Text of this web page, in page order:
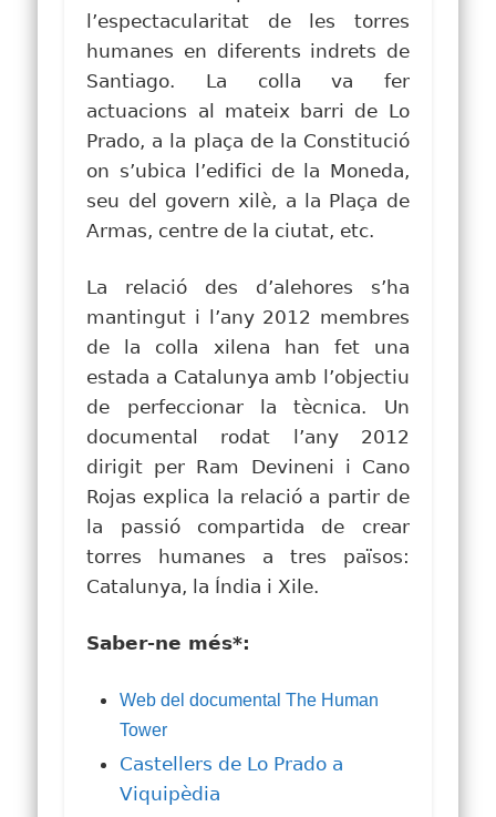
l’espectacularitat de les torres
humanes en diferents indrets de
Santiago. La colla va fer
actuacions al mateix barri de Lo
Prado, a la plaça de la Constitució
on s’ubica l’edifici de la Moneda,
seu del govern xilè, a la Plaça de
Armas, centre de la ciutat, etc.
La relació des d’alehores s’ha
mantingut i l’any 2012 membres
de la colla xilena han fet una
estada a Catalunya amb l’objectiu
de perfeccionar la tècnica.
Un
documental rodat l’any 2012
dirigit per Ram Devineni i Cano
Rojas explica la relació a partir de
la passió compartida de crear
torres humanes a tres països:
Catalunya, la Índia i Xile.
Saber-ne més*:
Web del documental The Human
Tower
Castellers de Lo Prado a
Viquipèdia